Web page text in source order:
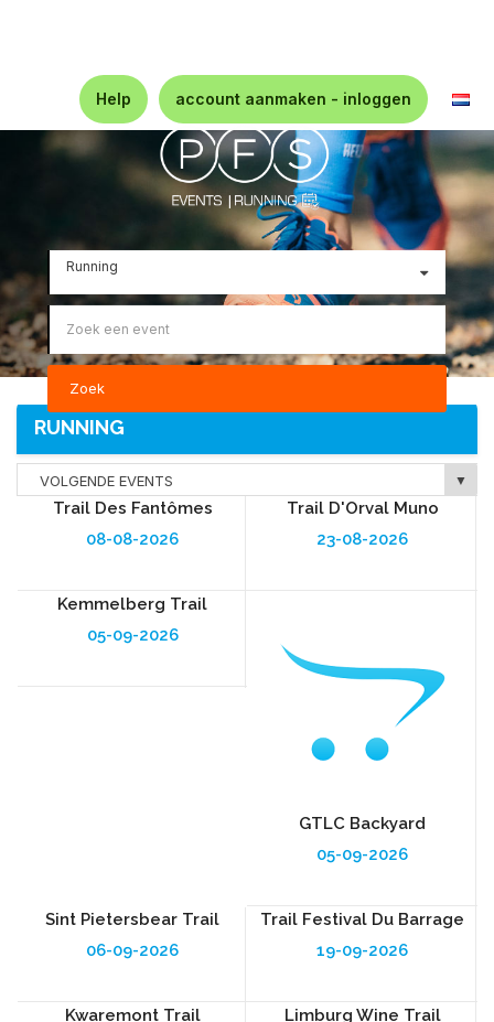
Help account aanmaken - inloggen
Zoek
RUNNING
VOLGENDE EVENTS ▼
Trail Des Fantômes
08-08-2026
Trail D'Orval Muno
23-08-2026
Kemmelberg Trail
05-09-2026
GTLC Backyard
05-09-2026
Sint Pietersbear Trail
06-09-2026
Trail Festival Du Barrage
19-09-2026
Kwaremont Trail
Limburg Wine Trail